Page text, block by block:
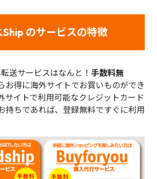
のサービスの特徴
送サービスはなんと！ 手数料無
お得に海外サイトでお買いものができ
サイトで利用可能なクレジットカード
持ちであれば、登録無料ですぐに利用